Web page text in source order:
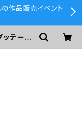
作品販売イベント
ッテーロ